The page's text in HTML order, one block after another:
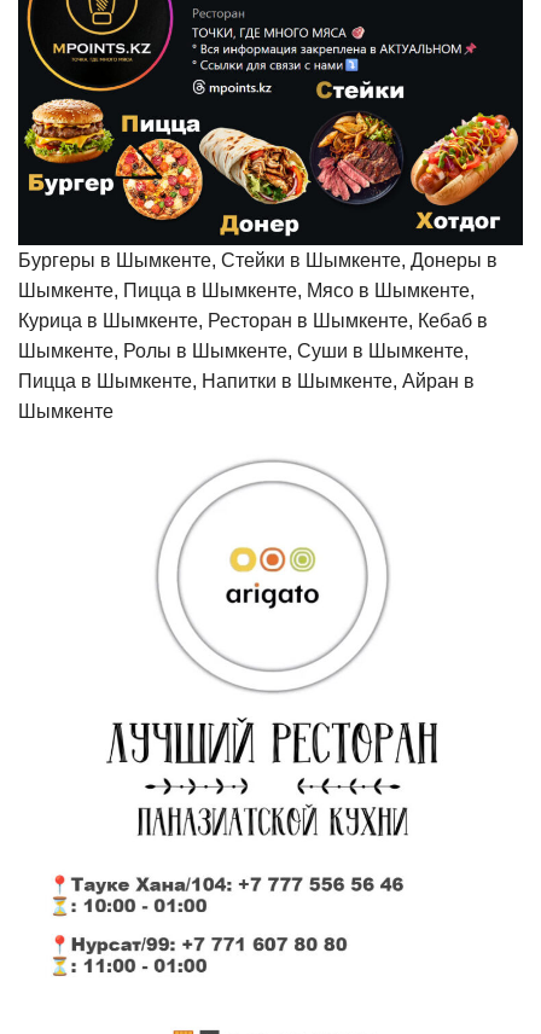
Бургеры в Шымкенте, Стейки в Шымкенте, Донеры в
Шымкенте, Пицца в Шымкенте, Мясо в Шымкенте,
Курица в Шымкенте, Ресторан в Шымкенте, Кебаб в
Шымкенте, Ролы в Шымкенте, Суши в Шымкенте,
Пицца в Шымкенте, Напитки в Шымкенте, Айран в
Шымкенте